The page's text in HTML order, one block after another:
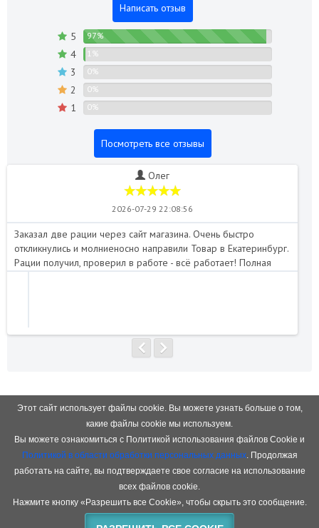
Написать отзыв
5 97%
4 1%
3 0%
2 0%
1 0%
Посмотреть все отзывы
Олег
2026-07-29 22:08:56
Заказал две рации через сайт магазина. Очень быстро
откликнулись и молниеносно направили Товар в Екатеринбург.
Рации получил, проверил в работе - всё работает! Полная
ГАРАНТИЯ
качества на весь товар
ОТПРАВКА ЕЖЕДНЕВНО
Пн-Пт с 10:00 до 18:00, Сб 10:00-15:00
Этот сайт использует файлы cookie. Вы можете узнать больше о том,
какие файлы cookie мы используем.
Вы можете ознакомиться с Политикой использования файлов Cookie и
Политикой в области обработки персональных данных. Продолжая
работать на сайте, вы подтверждаете свое согласие на использование
всех файлов cookie.
Нажмите кнопку «Разрешить все Cookie», чтобы скрыть это сообщение.